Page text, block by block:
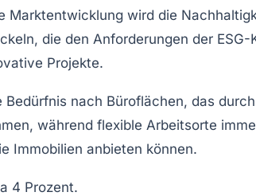
Marktentwicklung wird die
die den Anforderungen der ESG-
Projekte.
Bedürfnis nach Büroflächen, das
während flexible Arbeitsorte
Immobilien anbieten können.
4 Prozent.